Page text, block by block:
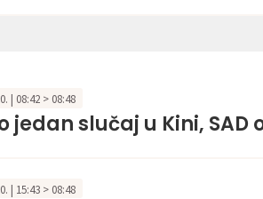
| 08:42 > 08:48
jedan slučaj u Kini,
| 15:43 > 08:48